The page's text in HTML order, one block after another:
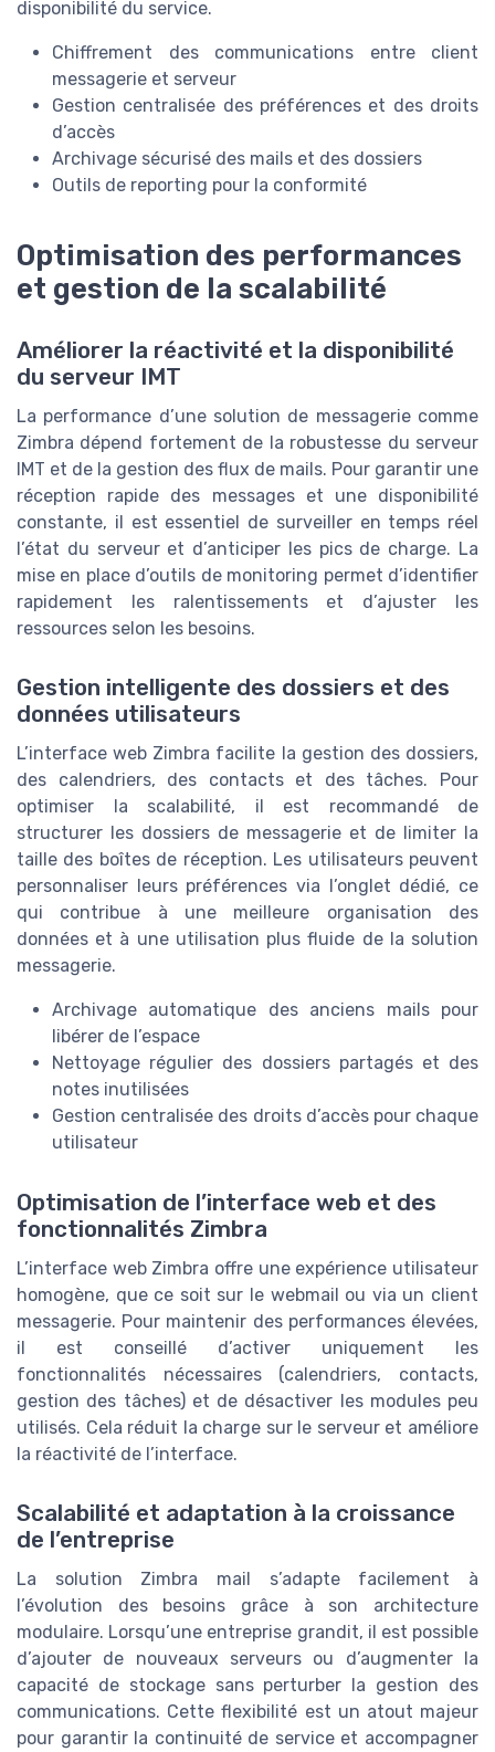
disponibilité du service.
Chiffrement des communications entre client
messagerie et serveur
Gestion centralisée des préférences et des droits
d’accès
Archivage sécurisé des mails et des dossiers
Outils de reporting pour la conformité
Optimisation des performances
et gestion de la scalabilité
Améliorer la réactivité et la disponibilité
du serveur IMT
La performance d’une solution de messagerie comme
Zimbra dépend fortement de la robustesse du serveur
IMT et de la gestion des flux de mails. Pour garantir une
réception rapide des messages et une disponibilité
constante, il est essentiel de surveiller en temps réel
l’état du serveur et d’anticiper les pics de charge. La
mise en place d’outils de monitoring permet d’identifier
rapidement les ralentissements et d’ajuster les
ressources selon les besoins.
Gestion intelligente des dossiers et des
données utilisateurs
L’interface web Zimbra facilite la gestion des dossiers,
des calendriers, des contacts et des tâches. Pour
optimiser la scalabilité, il est recommandé de
structurer les dossiers de messagerie et de limiter la
taille des boîtes de réception. Les utilisateurs peuvent
personnaliser leurs préférences via l’onglet dédié, ce
qui contribue à une meilleure organisation des
données et à une utilisation plus fluide de la solution
messagerie.
Archivage automatique des anciens mails pour
libérer de l’espace
Nettoyage régulier des dossiers partagés et des
notes inutilisées
Gestion centralisée des droits d’accès pour chaque
utilisateur
Optimisation de l’interface web et des
fonctionnalités Zimbra
L’interface web Zimbra offre une expérience utilisateur
homogène, que ce soit sur le webmail ou via un client
messagerie. Pour maintenir des performances élevées,
il est conseillé d’activer uniquement les
fonctionnalités nécessaires (calendriers, contacts,
gestion des tâches) et de désactiver les modules peu
utilisés. Cela réduit la charge sur le serveur et améliore
la réactivité de l’interface.
Scalabilité et adaptation à la croissance
de l’entreprise
La solution Zimbra mail s’adapte facilement à
l’évolution des besoins grâce à son architecture
modulaire. Lorsqu’une entreprise grandit, il est possible
d’ajouter de nouveaux serveurs ou d’augmenter la
capacité de stockage sans perturber la gestion des
communications. Cette flexibilité est un atout majeur
pour garantir la continuité de service et accompagner